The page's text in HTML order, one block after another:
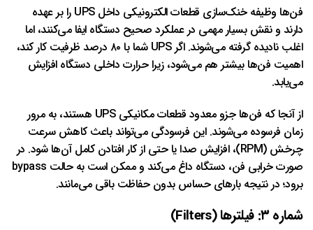
فن‌ها وظیفه خنک‌سازی قطعات الکترونیکی داخل UPS را بر عهده
دارند و نقش بسیار مهمی در عملکرد صحیح دستگاه ایفا می‌کنند، اما
اغلب نادیده گرفته می‌شوند. اگر UPS شما با ۸۰ درصد ظرفیت کار کند،
اهمیت فن‌ها بیشتر هم می‌شود، زیرا حرارت داخلی دستگاه افزایش
می‌یابد.
از آنجا که فن‌ها جزو معدود قطعات مکانیکی UPS هستند، به مرور
زمان فرسوده می‌شوند. این فرسودگی می‌تواند باعث کاهش سرعت
چرخش (RPM)، افزایش صدا یا حتی از کار افتادن کامل آن‌ها شود. در
صورت خرابی فن، دستگاه داغ می‌کند و ممکن است به حالت bypass
برود؛ در نتیجه بارهای حساس بدون حفاظت باقی می‌مانند.
شماره ۳: فیلترها (Filters)